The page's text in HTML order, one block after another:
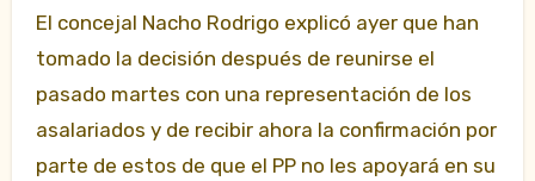
El concejal Nacho Rodrigo explicó ayer que han
tomado la decisión después de reunirse el
pasado martes con una representación de los
asalariados y de recibir ahora la confirmación por
parte de estos de que el PP no les apoyará en su